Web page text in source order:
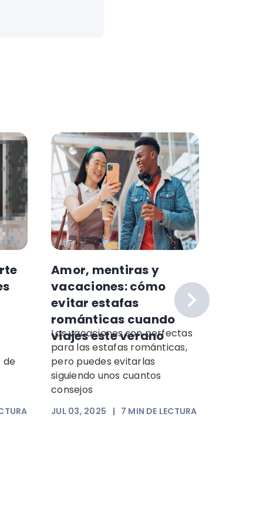
de
Amor, mentiras y
vacaciones: cómo
evitar estafas
románticas cuando
viajes este verano
Las vacaciones son perfectas
para las estafas románticas,
pero puedes evitarlas
siguiendo unos cuantos
consejos
JUL 03, 2025 | 7 MIN DE LECTURA